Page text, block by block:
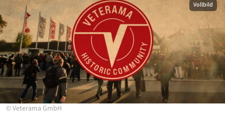
Vollbild
©Veterama GmbH